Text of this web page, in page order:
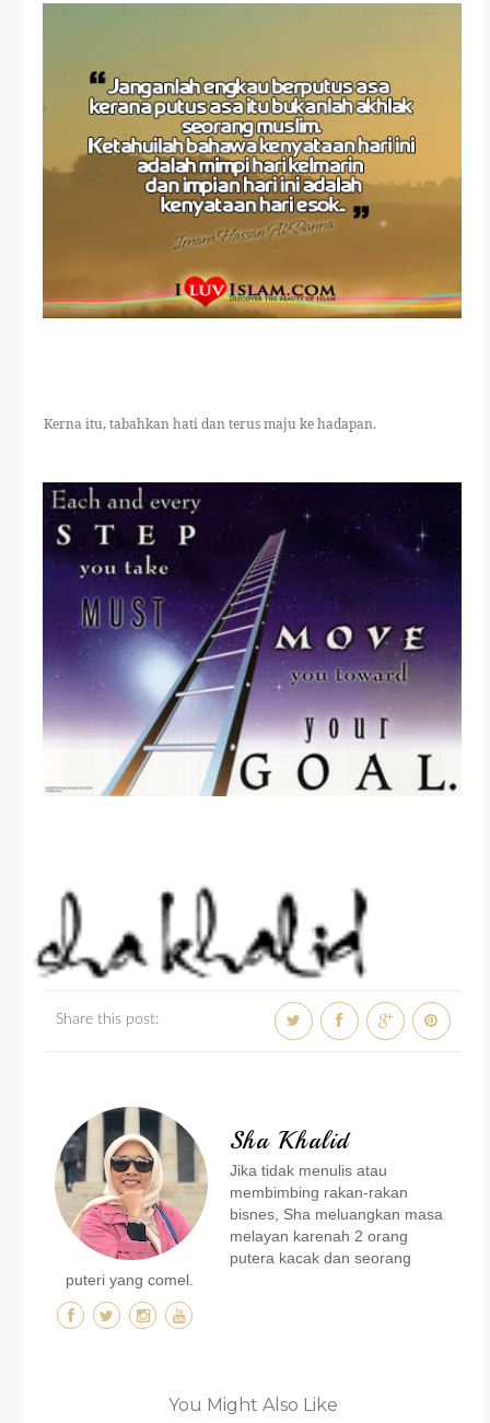
Kerna itu, tabahkan hati dan terus maju ke hadapan.
Share this post:
Sha Khalid
Jika tidak menulis atau
membimbing rakan-rakan
bisnes, Sha meluangkan masa
melayan karenah 2 orang
putera kacak dan seorang
puteri yang comel.
You Might Also Like